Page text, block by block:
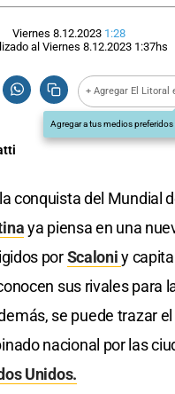
Viernes 8.12.2023 1:28
al Viernes 8.12.2023 1:37hs
+ Agregar El Litoral
Agregar a tus medios preferidos
conquista del Mundial
ya piensa en una
porScaloniy
sus rivales para
se puede trazar
nacional por las
Unidos.